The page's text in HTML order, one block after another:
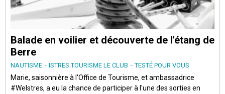
Balade en voilier et découverte de l'étang de
Berre
NAUTISME ISTRES TOURISME LE CLUB TESTÉ POUR VOUS
Marie, saisonnière à l'Office de Tourisme, et ambassadrice
#WeIstres, a eu la chance de participer à l'une des sorties en